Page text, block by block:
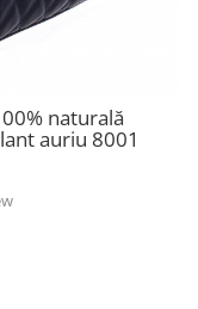
naturală
auriu 8001